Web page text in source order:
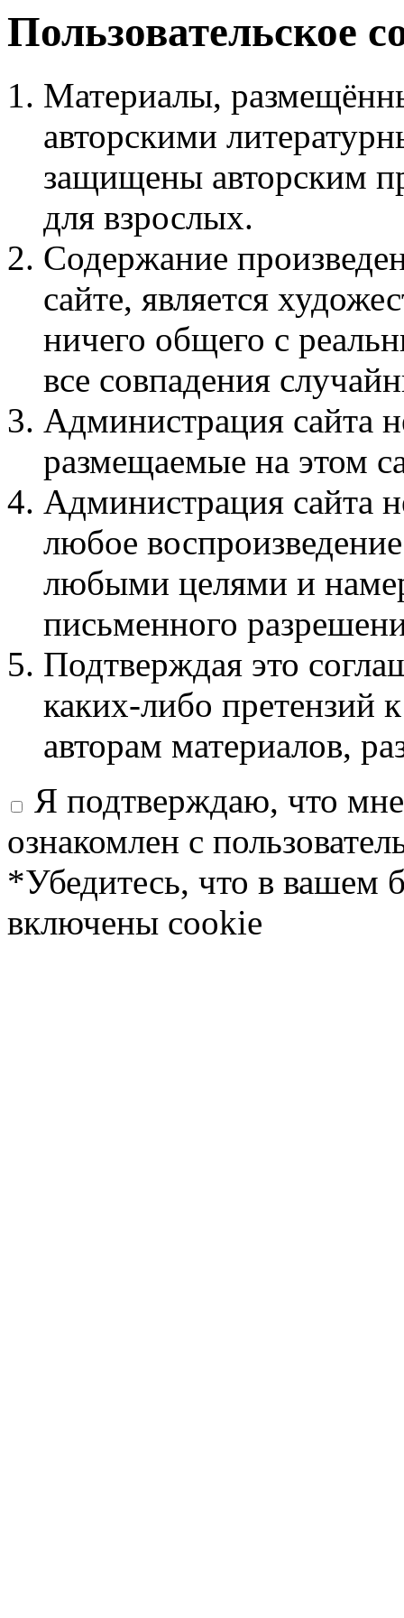
Пользовательское
Материалы,
авторскими
защищены авторским
для взрослых.
Содержание
сайте, является
ничего общего с
все совпадения
Администрация сайта
размещаемые на этом
Администрация сайта
любое
любыми целями и
письменного
Подтверждая это
каких-либо претензий
авторам материалов,
Я подтверждаю, что
ознакомлен с
*Убедитесь, что в вашем
включены cookie